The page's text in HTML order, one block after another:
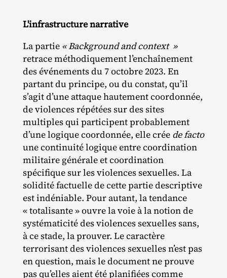
L'infrastructure narrative
La partie « Background and context »
retrace méthodiquement l’enchaînement
des événements du 7 octobre 2023. En
partant du principe, ou du constat, qu’il
s’agit d’une attaque hautement coordonnée,
de violences répétées sur des sites
multiples qui participent probablement
d’une logique coordonnée, elle crée de facto
une continuité logique entre coordination
militaire générale et coordination
spécifique sur les violences sexuelles. La
solidité factuelle de cette partie descriptive
est indéniable. Pour autant, la tendance
« totalisante » ouvre la voie à la notion de
systématicité des violences sexuelles sans,
à ce stade, la prouver. Le caractère
terrorisant des violences sexuelles n’est pas
en question, mais le document ne prouve
pas qu’elles aient été planifiées comme